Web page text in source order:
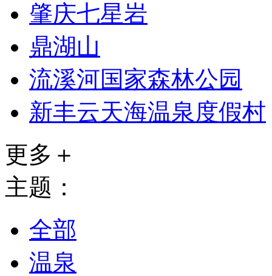
肇庆七星岩
鼎湖山
流溪河国家森林公园
新丰云天海温泉度假村
更多＋
主题：
全部
温泉